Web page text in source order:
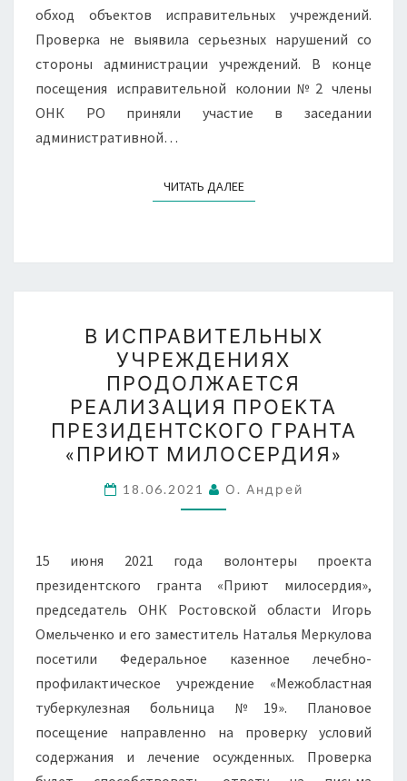
обход объектов исправительных учреждений.
Проверка не выявила серьезных нарушений со
стороны администрации учреждений. В конце
посещения исправительной колонии№2 члены
ОНК РО приняли участие в заседании
административной…
ЧИТАТЬ ДАЛЕЕЧИТАТЬ ДАЛЕЕ
ИСПРАВИТЕЛЬНЫХ
УЧРЕЖДЕНИЯХ
ПРОДОЛЖАЕТСЯ
РЕАЛИЗАЦИЯ
ПРОЕКТА
ПРЕЗИДЕНТСКОГО
ГРАНТА
«ПРИЮТ
В ИСПРАВИТЕЛЬНЫХ
УЧРЕЖДЕНИЯХ
ПРОДОЛЖАЕТСЯ
РЕАЛИЗАЦИЯ ПРОЕКТА
ПРЕЗИДЕНТСКОГО ГРАНТА
«ПРИЮТ МИЛОСЕРДИЯ»
18.06.2021 О. Андрей
15 июня 2021 года волонтеры проекта
президентского гранта «Приют милосердия»,
председатель ОНК Ростовской области Игорь
Омельченко и его заместитель Наталья Меркулова
посетили Федеральное казенное лечебно-
профилактическое учреждение «Межобластная
туберкулезная больница №19». Плановое
посещение направленно на проверку условий
содержания и лечение осужденных. Проверка